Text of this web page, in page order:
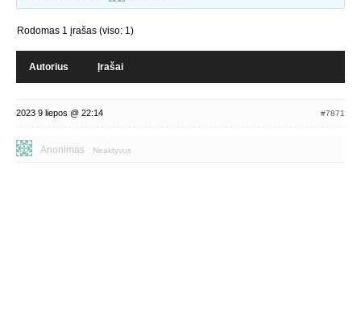
Rodomas 1 įrašas (viso: 1)
Autorius Įrašai
2023 9 liepos @ 22:14 #7871
Anonimas Neaktyvus